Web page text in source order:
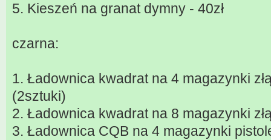
5. Kieszeń na granat dymny - 40zł
czarna:
1. Ładownica kwadrat na 4 magazynki
(2sztuki)
2. Ładownica kwadrat na 8 magazynki
3. Ładownica CQB na 4 magazynki